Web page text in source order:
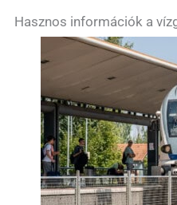
Hasznos információk a